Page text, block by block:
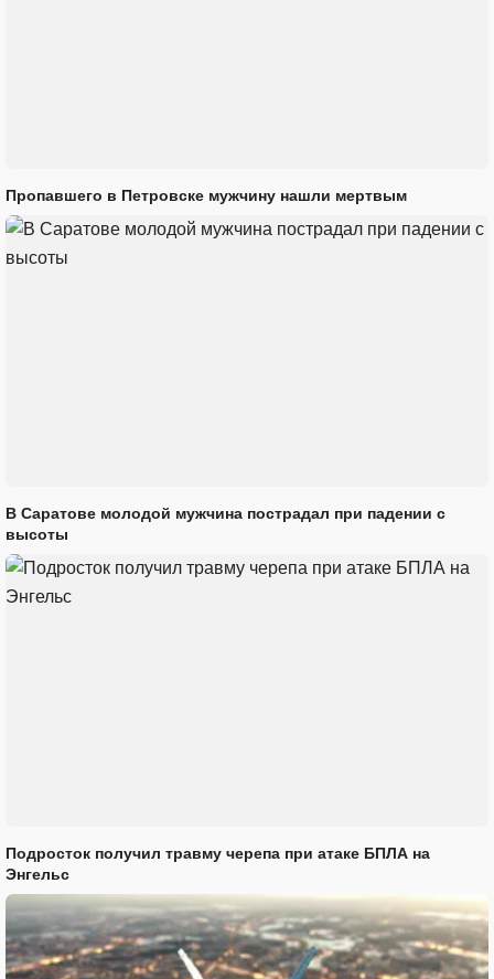
Пропавшего в Петровске мужчину нашли мертвым
В Саратове молодой мужчина пострадал при падении с
высоты
Подросток получил травму черепа при атаке БПЛА на
Энгельс